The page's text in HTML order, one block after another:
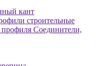
кант
строительные
Соединители,